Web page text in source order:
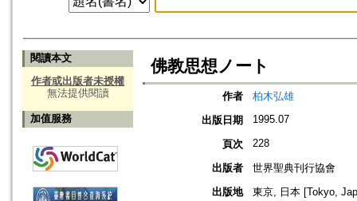
閱讀本文
作者或出版者未授權
無法提供閱讀
加值服務
佛教思想ノート
作者
柏木弘雄
出版日期
1995.07
頁次 228
出版者
世界聖典刊行協會
出版地
東京, 日本 [Tokyo,